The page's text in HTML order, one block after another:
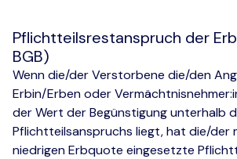
Pflichtteilsrestanspruch der
BGB)
Wenn die/der Verstorbene die/den
Erbin/Erben oder
der Wert der Begünstigung unterhalb
Pflichtteilsanspruchs liegt, hat die/der
niedrigen Erbquote eingesetzte